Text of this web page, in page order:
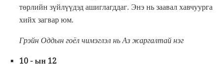
төрлийн зүйлүүдэд ашиглагддаг. Энэ нь заавал хавчуурга
хийх загвар юм.
Грэйн Оддын гоёл чимэглэл нь Аз жаргалтай нэг
10 - ын 12